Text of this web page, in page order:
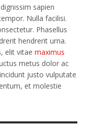
sapien
Nulla facilisi.
Phasellus
hendrerit urna.
elit vitae maximus
metus dolor ac
justo vulputate
et molestie